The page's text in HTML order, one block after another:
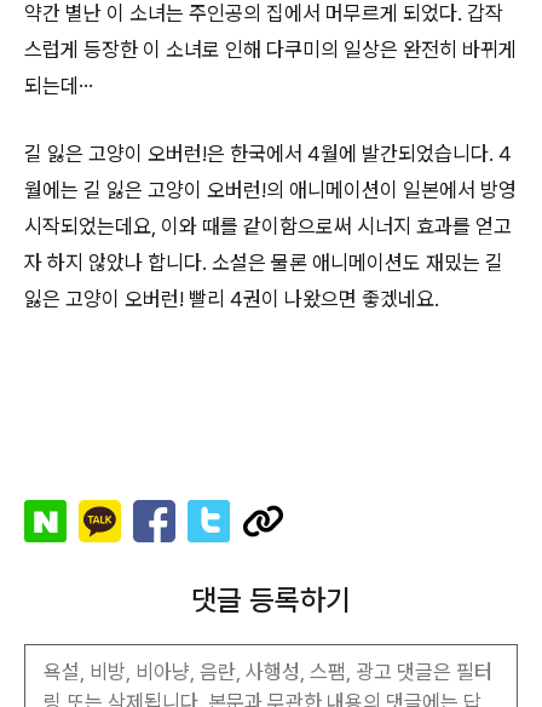
약간 별난 이 소녀는 주인공의 집에서 머무르게 되었다. 갑작
스럽게 등장한 이 소녀로 인해 다쿠미의 일상은 완전히 바뀌게
되는데…
길 잃은 고양이 오버런!은 한국에서 4월에 발간되었습니다. 4
월에는 길 잃은 고양이 오버런!의 애니메이션이 일본에서 방영
시작되었는데요, 이와 때를 같이함으로써 시너지 효과를 얻고
자 하지 않았나 합니다. 소설은 물론 애니메이션도 재밌는 길
잃은 고양이 오버런! 빨리 4권이 나왔으면 좋겠네요.
댓글 등록하기